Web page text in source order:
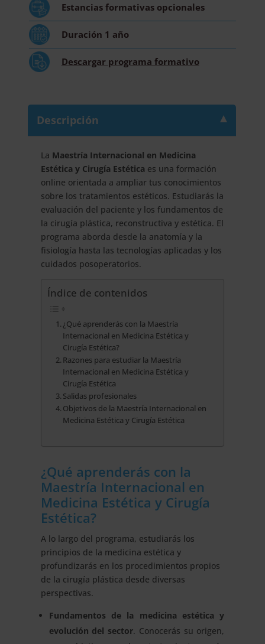
Apostilla
cantidad
Estancias formativas opcionales
Duración 1 año
Descargar programa formativo
Descripción
La Maestría Internacional en Medicina
Estética y Cirugía Estética es una formación
online orientada a ampliar tus conocimientos
sobre los tratamientos estéticos. Estudiarás la
evaluación del paciente y los fundamentos de
la cirugía plástica, reconstructiva y estética. El
programa aborda desde la anatomía y la
fisiología hasta las tecnologías aplicadas y los
cuidados posoperatorios.
Índice de contenidos
¿Qué aprenderás con la Maestría
Internacional en Medicina Estética y
Cirugía Estética?
Razones para estudiar la Maestría
Internacional en Medicina Estética y
Cirugía Estética
Salidas profesionales
Objetivos de la Maestría Internacional en
Medicina Estética y Cirugía Estética
¿Qué aprenderás con la
Maestría Internacional en
Medicina Estética y Cirugía
Estética?
A lo largo del programa, estudiarás los
principios de la medicina estética y
profundizarás en los procedimientos propios
de la cirugía plástica desde diversas
perspectivas.
Fundamentos de la medicina estética y
evolución del sector. Conocerás su origen,